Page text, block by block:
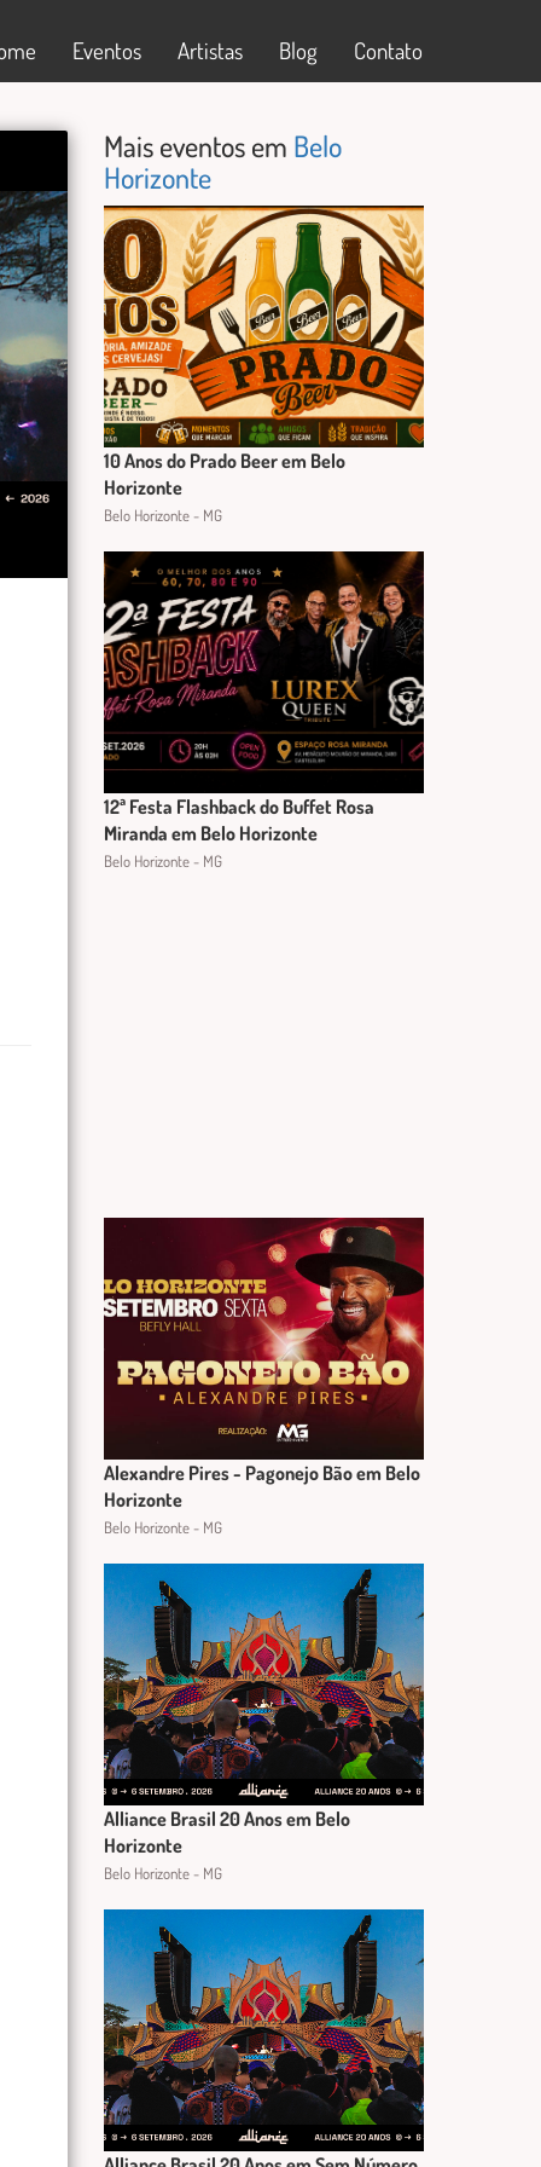
Eventos Artistas Blog Contato
Mais eventos em Belo
Horizonte
10 Anos do Prado Beer em Belo
Horizonte
Belo Horizonte - MG
12ª Festa Flashback do Buffet Rosa
Miranda em Belo Horizonte
Belo Horizonte - MG
Alexandre Pires - Pagonejo Bão em Belo
Horizonte
Belo Horizonte - MG
Alliance Brasil 20 Anos em Belo
Horizonte
Belo Horizonte - MG